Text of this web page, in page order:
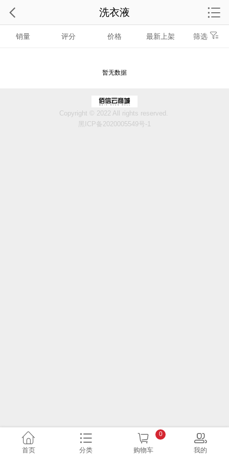
销量 评分 价格 最新上架 筛选
暂无数据
洗衣液
Copyright © 2022 All rights reserved.
黑ICP备2020005549号-1
首页 分类 购物车
0
我的